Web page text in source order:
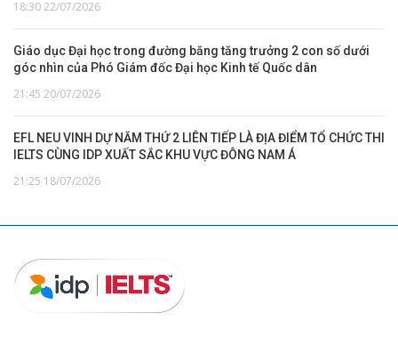
18:30 22/07/2026
Giáo dục Đại học trong đường băng tăng trưởng 2 con số dưới
góc nhìn của Phó Giám đốc Đại học Kinh tế Quốc dân
21:45 20/07/2026
EFL NEU VINH DỰ NĂM THỨ 2 LIÊN TIẾP LÀ ĐỊA ĐIỂM TỔ CHỨC THI
IELTS CÙNG IDP XUẤT SẮC KHU VỰC ĐÔNG NAM Á
21:25 18/07/2026